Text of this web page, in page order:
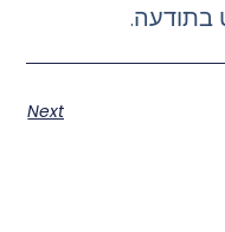
בתודעה.
Next